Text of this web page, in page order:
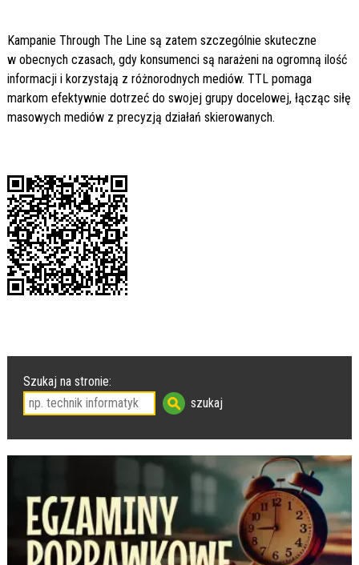
Kampanie Through The Line są zatem szczególnie skuteczne
w obecnych czasach, gdy konsumenci są narażeni na ogromną ilość
informacji i korzystają z różnorodnych mediów. TTL pomaga
markom efektywnie dotrzeć do swojej grupy docelowej, łącząc siłę
masowych mediów z precyzją działań skierowanych.
Szukaj na stronie: